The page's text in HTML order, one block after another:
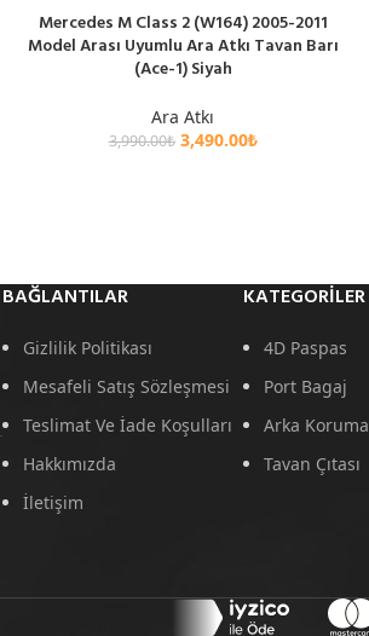
SEPETE EKLE
Mercedes M Class 2 (W164) 2005-2011
Model Arası Uyumlu Ara Atkı Tavan Barı
(Ace-1) Siyah
Ara Atkı
3,990.00₺ 3,490.00₺
BAĞLANTILAR
Gizlilik Politikası
Mesafeli Satış Sözleşmesi
Teslimat Ve İade Koşulları
Hakkımızda
İletişim
KATEGORILER
4D Paspas
Port Bagaj
Arka Koruma
Tavan Çıtası